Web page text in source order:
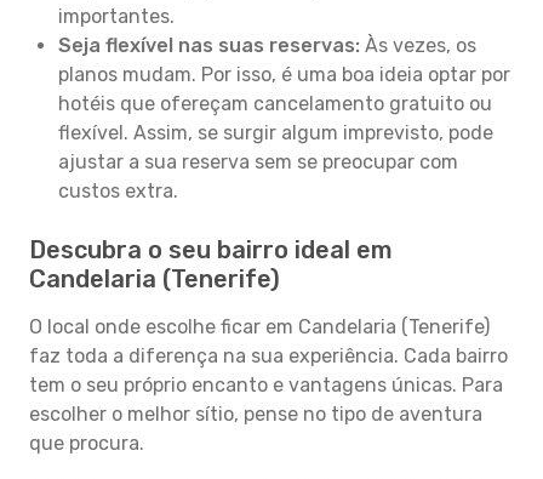
importantes.
Seja flexível nas suas reservas: Às vezes, os
planos mudam. Por isso, é uma boa ideia optar por
hotéis que ofereçam cancelamento gratuito ou
flexível. Assim, se surgir algum imprevisto, pode
ajustar a sua reserva sem se preocupar com
custos extra.
Descubra o seu bairro ideal em
Candelaria (Tenerife)
O local onde escolhe ficar em Candelaria (Tenerife)
faz toda a diferença na sua experiência. Cada bairro
tem o seu próprio encanto e vantagens únicas. Para
escolher o melhor sítio, pense no tipo de aventura
que procura.